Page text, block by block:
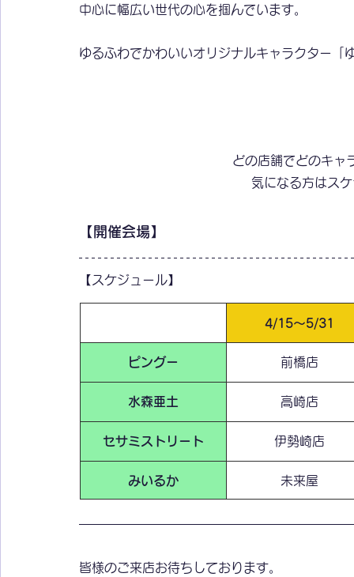
中心に幅広い世代の心を掴んでいます。
ゆるふわでかわいいオリジナルキャラクター「
どの店舗でどのキャ
気になる方はス
【開催会場】
【スケジュール】
4/15～5/31
ピングー 前橋店
水森亜土 高崎店
セサミストリート 伊勢崎店
みいるか 未来屋
皆様のご来店お待ちしております。